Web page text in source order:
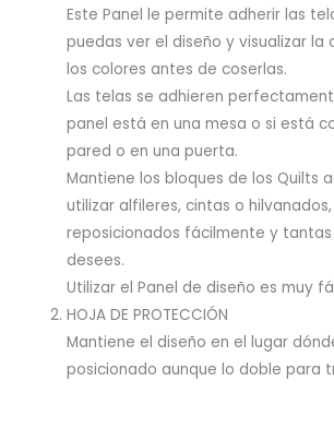
Este Panel le permite adherir las
puedas ver el diseño y visualizar la
los colores antes de coserlas.
Las telas se adhieren
panel está en una mesa o si está
pared o en una puerta.
Mantiene los bloques de los Quilts
utilizar alfileres, cintas o
reposicionados fácilmente y
desees.
Utilizar el Panel de diseño es muy
HOJA DE PROTECCIÓN
Mantiene el diseño en el lugar
posicionado aunque lo doble para